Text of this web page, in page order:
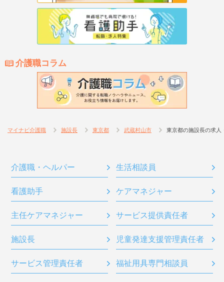
介護職コラム
マイナビ介護職 施設長 東京都 武蔵村山市 東京都の施設長の求人
介護職・ヘルパー 生活相談員
看護助手 ケアマネジャー
主任ケアマネジャー サービス提供責任者
施設長 児童発達支援管理責任者
サービス管理責任者 福祉用具専門相談員